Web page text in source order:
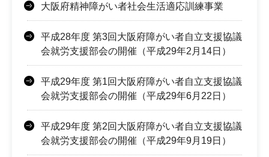
大阪府精神障がい者社会生活適応訓練事業
平成28年度 第3回大阪府障がい者自立支援協議
会就労支援部会の開催（平成29年2月14日）
平成29年度 第1回大阪府障がい者自立支援協議
会就労支援部会の開催（平成29年6月22日）
平成29年度 第2回大阪府障がい者自立支援協議
会就労支援部会の開催（平成29年9月19日）